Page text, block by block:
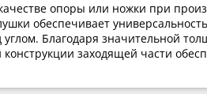
опоры или ножки при
обеспечивает
углом. Благодаря значительной
заходящей части